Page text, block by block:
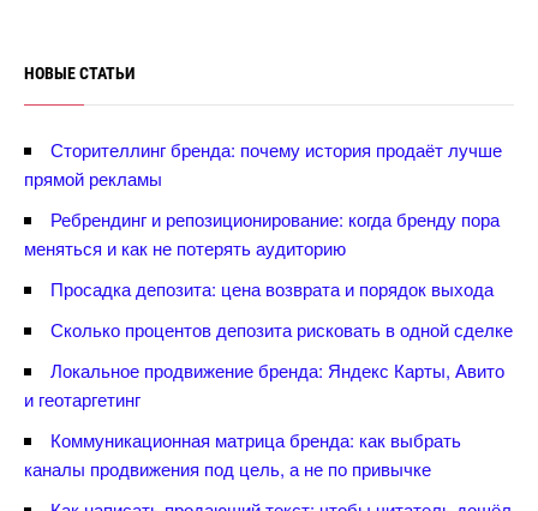
НОВЫЕ СТАТЬИ
Сторителлинг бренда: почему история продаёт лучше
прямой рекламы
Ребрендинг и репозиционирование: когда бренду пора
меняться и как не потерять аудиторию
Просадка депозита: цена возврата и порядок выхода
Сколько процентов депозита рисковать в одной сделке
Локальное продвижение бренда: Яндекс Карты, Авито
и геотаргетин
Коммуникационная матрица бренда: как выбрать
каналы продвижения под цель, а не по привычке